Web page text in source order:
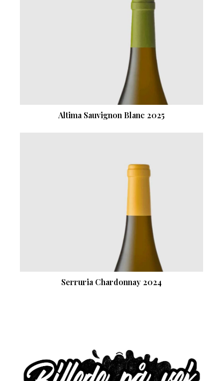
Altima Sauvignon Blanc 2025
Serruria Chardonnay 2024